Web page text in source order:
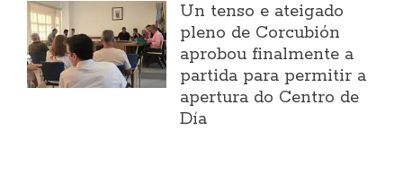
Un tenso e ateigado
pleno de Corcubión
aprobou finalmente a
partida para permitir a
apertura do Centro de
Día